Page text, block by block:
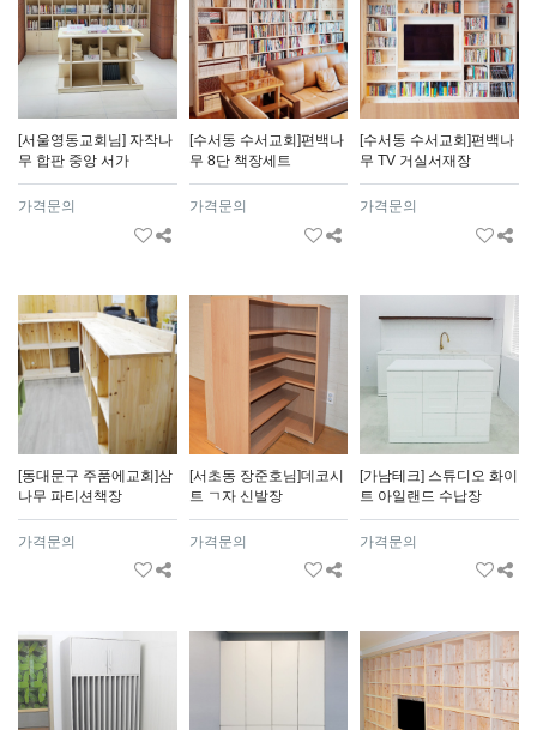
[서울영동교회님] 자작나
무 합판 중앙 서가
가격문의
[수서동 수서교회]편백나
무 8단 책장세트
가격문의
[수서동 수서교회]편백나
무 TV 거실서재장
가격문의
[동대문구 주품에교회]삼
나무 파티션책장
가격문의
[서초동 장준호님]데코시
트 ㄱ자 신발장
가격문의
[가남테크] 스튜디오 화이
트 아일랜드 수납장
가격문의